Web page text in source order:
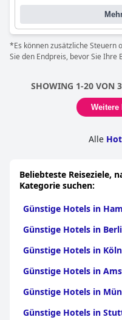
*Es können zusätzliche Steuern
Sie den Endpreis, bevor Sie Ihre
SHOWING 1-20 VON
Weitere
Alle
Beliebteste Reiseziele,
Kategorie suchen:
Günstige Hotels in
Günstige Hotels in
Günstige Hotels in Köln
Günstige Hotels in
Günstige Hotels in
Günstige Hotels in